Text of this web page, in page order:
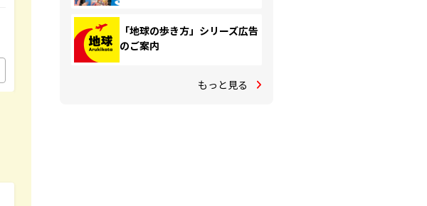
「地球の歩き方」シリーズ広告
のご案内
もっと見る